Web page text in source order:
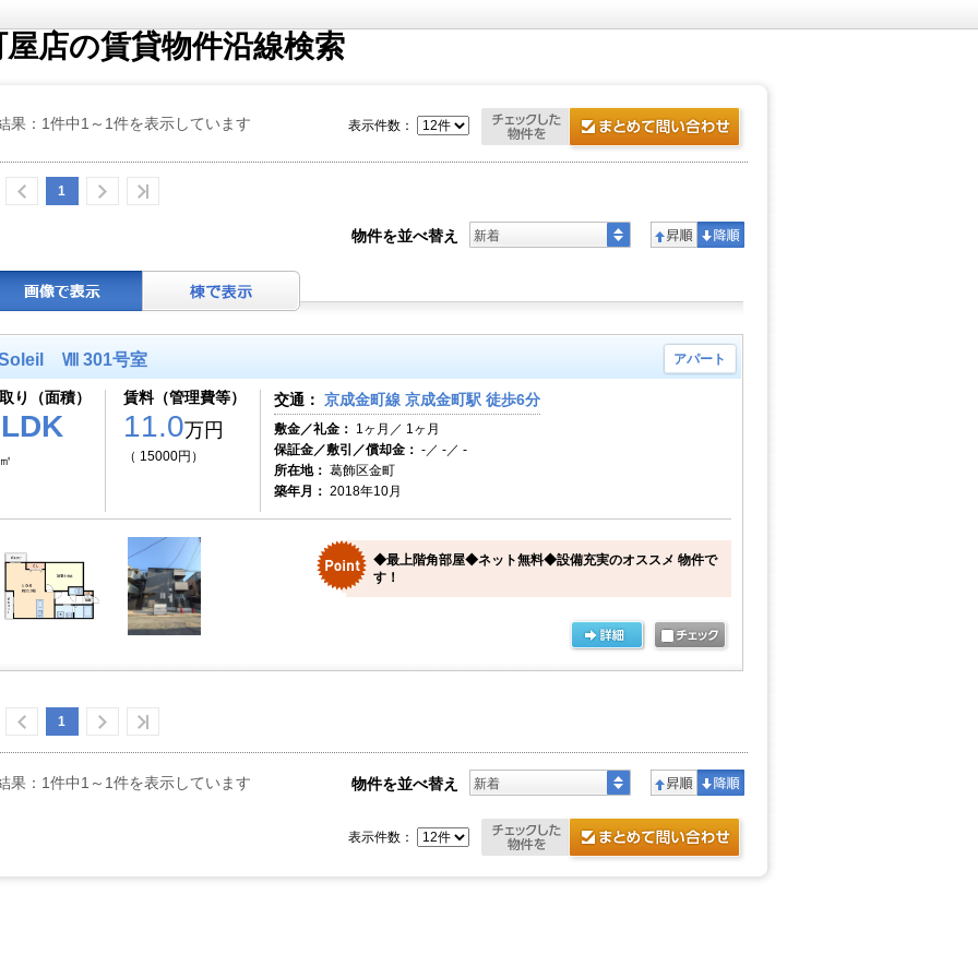
店の賃貸物件沿線検索
果：1件中1～1件を表示しています
1
表示件数：
物件を並べ替え 新着
Ⅷ 301号室 アパート
り（面積） 賃料（管理費等）
11.0万円
（ 15000円）
交通： 京成金町線 京成金町駅 徒歩6分
敷金／礼金： 1ヶ月／ 1ヶ月
保証金／敷引／償却金： -／ -／ -
所在地： 葛飾区金町
築年月： 2018年10月
◆最上階角部屋◆ネット無料◆設備充実のオススメ 物件で
す！
物件を並べ替え 新着
1
表示件数：
果：1件中1～1件を表示しています